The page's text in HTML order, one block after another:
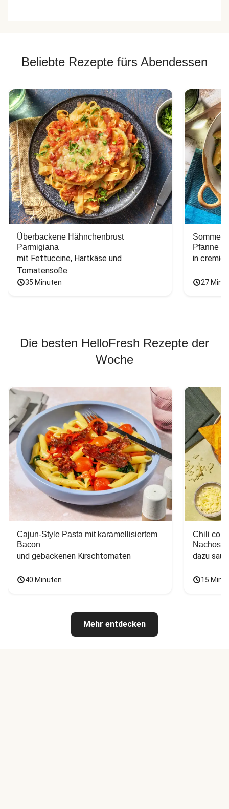
Beliebte Rezepte fürs Abendessen
Überbackene Hähnchenbrust
Parmigiana
mit Fettuccine, Hartkäse und
Tomatensoße
35 Minuten
Pfanne
in
27
Die besten HelloFresh Rezepte der
Woche
Cajun-Style Pasta mit karamellisiertem
Bacon
und gebackenen Kirschtomaten
40 Minuten
Chili con
Nachos
dazu
15
Mehr entdecken